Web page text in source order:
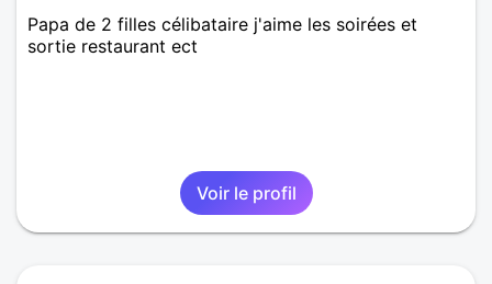
Papa de 2 filles célibataire j'aime les soirées et
sortie restaurant ect
Voir le profil